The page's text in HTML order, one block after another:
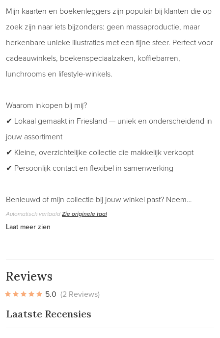
Mijn kaarten en boekenleggers zijn populair bij klanten die op
zoek zijn naar iets bijzonders: geen massaproductie, maar
herkenbare unieke illustraties met een fijne sfeer. Perfect voor
cadeauwinkels, boekenspeciaalzaken, koffiebarren,
lunchrooms en lifestyle-winkels.
Waarom inkopen bij mij?
✔ Lokaal gemaakt in Friesland — uniek en onderscheidend in
jouw assortiment
✔ Kleine, overzichtelijke collectie die makkelijk verkoopt
✔ Persoonlijk contact en flexibel in samenwerking
Benieuwd of mijn collectie bij jouw winkel past? Neem…
Automatisch vertaaldZie originele taal
Laat meer zien
Reviews
5.0 (2 Reviews)
Laatste Recensies